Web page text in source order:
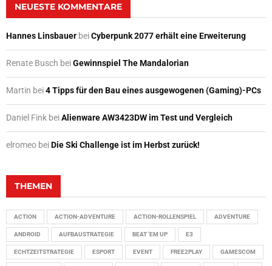
NEUESTE KOMMENTARE
Hannes Linsbauer beiCyberpunk 2077 erhält eine Erweiterung
Renate Busch beiGewinnspiel The Mandalorian
Martin bei4 Tipps für den Bau eines ausgewogenen (Gaming)-PCs
Daniel Fink beiAlienware AW3423DW im Test und Vergleich
elromeo beiDie Ski Challenge ist im Herbst zurück!
THEMEN
ACTION ACTION-ADVENTURE ACTION-ROLLENSPIEL ADVENTURE
ANDROID AUFBAUSTRATEGIE BEAT 'EM UP E3
ECHTZEITSTRATEGIE ESPORT EVENT FREE2PLAY GAMESCOM